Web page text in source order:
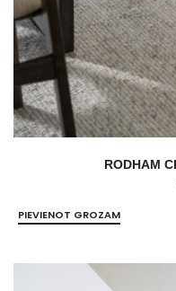
RODHAM
PIEVIENOT GROZAM